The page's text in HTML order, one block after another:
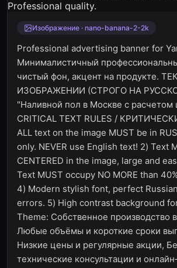
Изображение · nano-banana-2-2k
Professional advertising banner for
Минималистичный
чистый фон, акцент на продукте.
ИЗОБРАЖЕНИИ (СТРОГО НА
"Наливной пол в Москве с расчетом
CRITICAL TEXT RULES /
ALL text on the image MUST be in
only. NEVER use English text! 2) Text
CENTERED in the image, large and
Text MUST occupy NO MORE than
4) Modern stylish font, perfect
errors. 5) High contrast background
Theme: Собственное производство
Любые объёмы и короткие сроки
Низкие цены и регулярные акции,
технические консультации и